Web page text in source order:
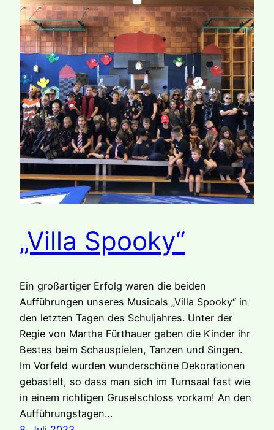
„Villa Spooky“
Ein großartiger Erfolg waren die beiden
Aufführungen unseres Musicals „Villa Spooky“ in
den letzten Tagen des Schuljahres. Unter der
Regie von Martha Fürthauer gaben die Kinder ihr
Bestes beim Schauspielen, Tanzen und Singen.
Im Vorfeld wurden wunderschöne Dekorationen
gebastelt, so dass man sich im Turnsaal fast wie
in einem richtigen Gruselschloss vorkam! An den
Aufführungstagen…